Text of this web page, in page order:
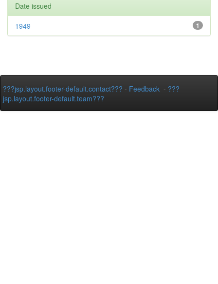
Date issued
1
1949
???jsp.layout.footer-default.contact??? - Feedback - ???
jsp.layout.footer-default.team???